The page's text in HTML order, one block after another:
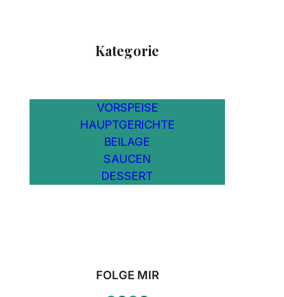
Kategorie
VORSPEISE
HAUPTGERICHTE
BEILAGE
SAUCEN
DESSERT
FOLGE MIR